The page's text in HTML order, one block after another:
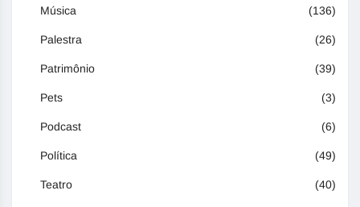
Música (136)
Palestra (26)
Patrimônio (39)
Pets (3)
Podcast (6)
Política (49)
Teatro (40)